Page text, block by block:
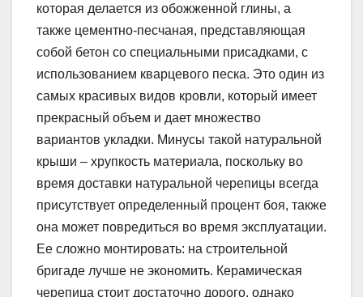
которая делается из обожженной глины, а
также цементно-песчаная, представляющая
собой бетон со специальными присадками, с
использованием кварцевого песка. Это один из
самых красивых видов кровли, который имеет
прекрасный объем и дает множество
вариантов укладки. Минусы такой натуральной
крыши – хрупкость материала, поскольку во
время доставки натуральной черепицы всегда
присутствует определенный процент боя, также
она может повредиться во время эксплуатации.
Ее сложно монтировать: на строительной
бригаде лучше не экономить. Керамическая
черепица стоит достаточно дорого, однако